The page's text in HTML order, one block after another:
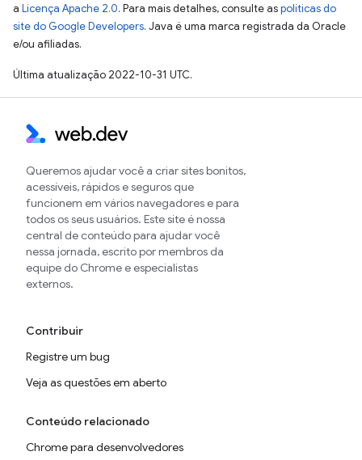
a Licença Apache 2.0. Para mais detalhes, consulte aspolíticas do
site do Google Developers. Java é uma marca registrada da Oracle
e/ou afiliadas.
Última atualização 2022-10-31 UTC.
Queremos ajudar você a criar sites bonitos,
acessíveis, rápidos e seguros que
funcionem em vários navegadores e para
todos os seus usuários. Este site é nossa
central de conteúdo para ajudar você
nessa jornada, escrito por membros da
equipe do Chrome e especialistas
externos.
Contribuir
Registre um bug
Veja as questões em aberto
Conteúdo relacionado
Chrome para desenvolvedores